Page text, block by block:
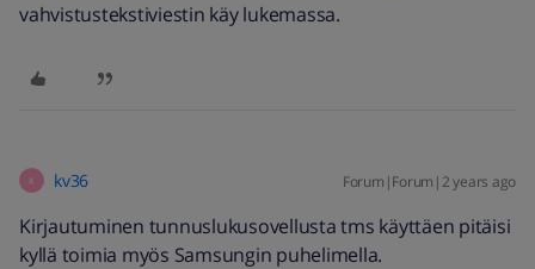
vahvistustekstiviestin käy lukemassa.
K kv36 Forum|Forum|2 years ago
Kirjautuminen tunnuslukusovellusta tms käyttäen pitäisi
kyllä toimia myös Samsungin puhelimella.